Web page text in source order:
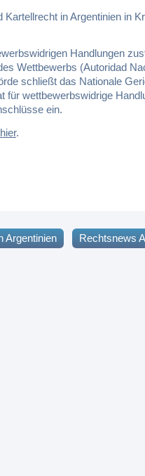
in Argentinien in
Handlungen
Wettbewerbs (Autoridad
schließt das Nationale
für wettbewerbswidrige
ein.
hier.
Rechtsnews
Argentinien